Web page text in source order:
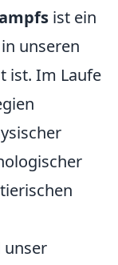
ist ein
unseren
ist. Im Laufe
unser